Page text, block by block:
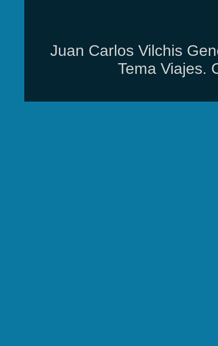
Juan Carlos Vilchis
Tema Viajes.